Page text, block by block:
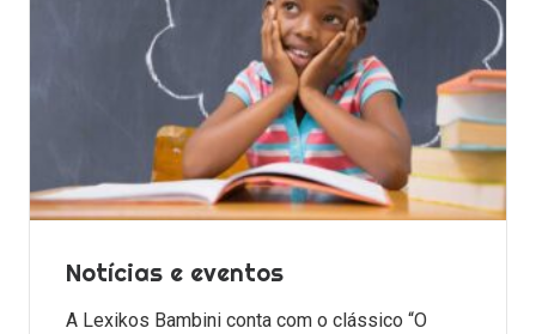
Notícias e eventos
A Lexikos Bambini conta com o clássico “O